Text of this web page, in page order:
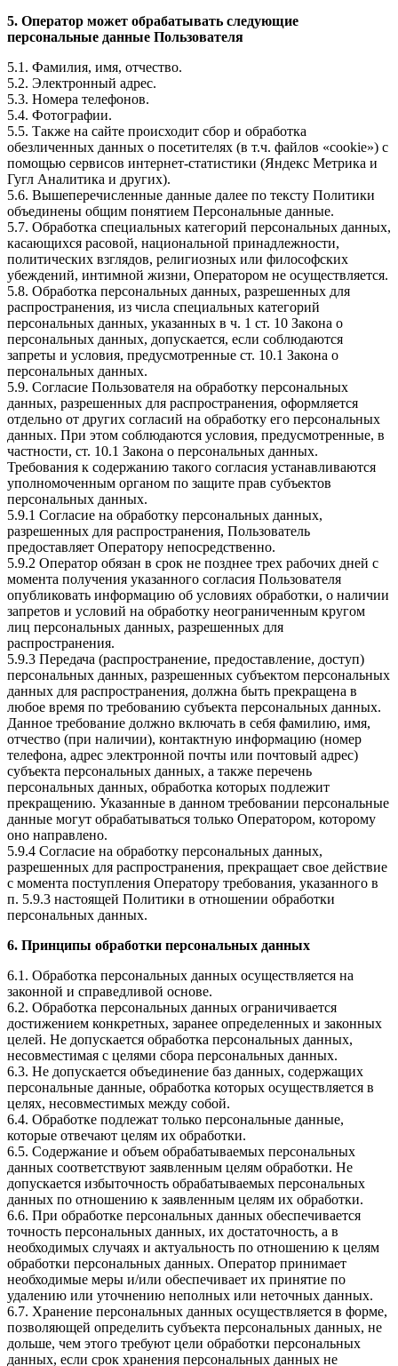
5. Оператор может обрабатывать следующие
персональные данные Пользователя
5.1. Фамилия, имя, отчество.
5.2. Электронный адрес.
5.3. Номера телефонов.
5.4. Фотографии.
5.5. Также на сайте происходит сбор и обработка
обезличенных данных о посетителях (в т.ч. файлов «cookie») с
помощью сервисов интернет-статистики (Яндекс Метрика и
Гугл Аналитика и других).
5.6. Вышеперечисленные данные далее по тексту Политики
объединены общим понятием Персональные данные.
5.7. Обработка специальных категорий персональных данных,
касающихся расовой, национальной принадлежности,
политических взглядов, религиозных или философских
убеждений, интимной жизни, Оператором не осуществляется.
5.8. Обработка персональных данных, разрешенных для
распространения, из числа специальных категорий
персональных данных, указанных в ч. 1 ст. 10 Закона о
персональных данных, допускается, если соблюдаются
запреты и условия, предусмотренные ст. 10.1 Закона о
персональных данных.
5.9. Согласие Пользователя на обработку персональных
данных, разрешенных для распространения, оформляется
отдельно от других согласий на обработку его персональных
данных. При этом соблюдаются условия, предусмотренные, в
частности, ст. 10.1 Закона о персональных данных.
Требования к содержанию такого согласия устанавливаются
уполномоченным органом по защите прав субъектов
персональных данных.
5.9.1 Согласие на обработку персональных данных,
разрешенных для распространения, Пользователь
предоставляет Оператору непосредственно.
5.9.2 Оператор обязан в срок не позднее трех рабочих дней с
момента получения указанного согласия Пользователя
опубликовать информацию об условиях обработки, о наличии
запретов и условий на обработку неограниченным кругом
лиц персональных данных, разрешенных для
распространения.
5.9.3 Передача (распространение, предоставление, доступ)
персональных данных, разрешенных субъектом персональных
данных для распространения, должна быть прекращена в
любое время по требованию субъекта персональных данных.
Данное требование должно включать в себя фамилию, имя,
отчество (при наличии), контактную информацию (номер
телефона, адрес электронной почты или почтовый адрес)
субъекта персональных данных, а также перечень
персональных данных, обработка которых подлежит
прекращению. Указанные в данном требовании персональные
данные могут обрабатываться только Оператором, которому
оно направлено.
5.9.4 Согласие на обработку персональных данных,
разрешенных для распространения, прекращает свое действие
с момента поступления Оператору требования, указанного в
п. 5.9.3 настоящей Политики в отношении обработки
персональных данных.
6. Принципы обработки персональных данных
6.1. Обработка персональных данных осуществляется на
законной и справедливой основе.
6.2. Обработка персональных данных ограничивается
достижением конкретных, заранее определенных и законных
целей. Не допускается обработка персональных данных,
несовместимая с целями сбора персональных данных.
6.3. Не допускается объединение баз данных, содержащих
персональные данные, обработка которых осуществляется в
целях, несовместимых между собой.
6.4. Обработке подлежат только персональные данные,
которые отвечают целям их обработки.
6.5. Содержание и объем обрабатываемых персональных
данных соответствуют заявленным целям обработки. Не
допускается избыточность обрабатываемых персональных
данных по отношению к заявленным целям их обработки.
6.6. При обработке персональных данных обеспечивается
точность персональных данных, их достаточность, а в
необходимых случаях и актуальность по отношению к целям
обработки персональных данных. Оператор принимает
необходимые меры и/или обеспечивает их принятие по
удалению или уточнению неполных или неточных данных.
6.7. Хранение персональных данных осуществляется в форме,
позволяющей определить субъекта персональных данных, не
дольше, чем этого требуют цели обработки персональных
данных, если срок хранения персональных данных не